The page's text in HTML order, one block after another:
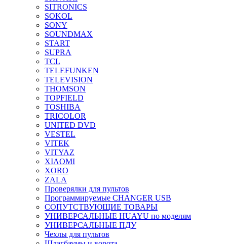
SITRONICS
SOKOL
SONY
SOUNDMAX
START
SUPRA
TCL
TELEFUNKEN
TELEVISION
THOMSON
TOPFIELD
TOSHIBA
TRICOLOR
UNITED DVD
VESTEL
VITEK
VITYAZ
XIAOMI
XORO
ZALA
Проверялки для пультов
Программируемые CHANGER USB
СОПУТСТВУЮЩИЕ ТОВАРЫ
УНИВЕРСАЛЬНЫЕ HUAYU по моделям
УНИВЕРСАЛЬНЫЕ ПДУ
Чехлы для пультов